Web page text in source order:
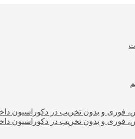
فوری و بدون تخریب در دکوراسیون
فوری و بدون تخریب در دکوراسیون